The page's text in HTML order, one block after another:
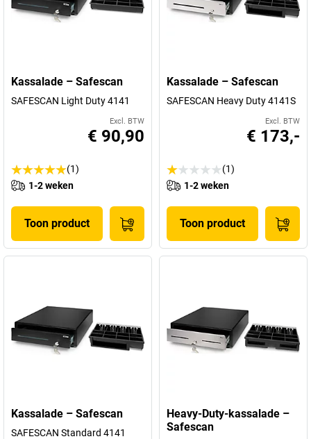
Kassalade – Safescan
SAFESCAN Light Duty 4141
Excl. BTW
€ 90,90
(1)
1-2 weken
Toon product
Kassalade – Safescan
SAFESCAN Heavy Duty 4141S
Excl. BTW
€ 173,-
(1)
1-2 weken
Toon product
Kassalade – Safescan
SAFESCAN Standard 4141
Heavy-Duty-kassalade –
Safescan